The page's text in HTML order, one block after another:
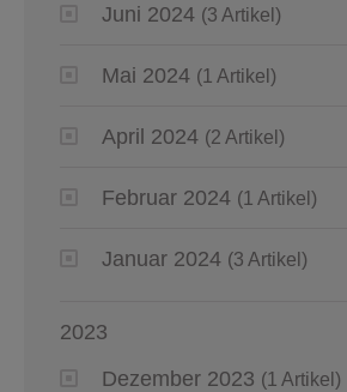
Juni 2024 (3 Artikel)
Mai 2024 (1 Artikel)
April 2024 (2 Artikel)
Februar 2024 (1 Artikel)
Januar 2024 (3 Artikel)
2023
Dezember 2023 (1 Artikel)